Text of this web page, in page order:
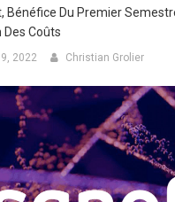
Bénéfice Du Premier
Des Coûts
2022 Christian Grolier